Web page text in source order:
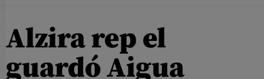
Alzira rep el
guardó Aigua